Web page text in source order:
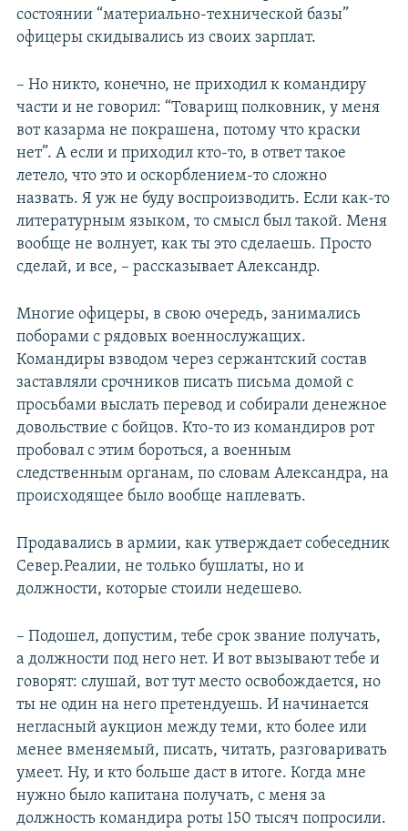
состоянии “материально-технической базы”
офицеры скидывались из своих зарплат.
– Но никто, конечно, не приходил к командиру
части и не говорил: “Товарищ полковник, у меня
вот казарма не покрашена, потому что краски
нет”. А если и приходил кто-то, в ответ такое
летело, что это и оскорблением-то сложно
назвать. Я уж не буду воспроизводить. Если как-то
литературным языком, то смысл был такой. Меня
вообще не волнует, как ты это сделаешь. Просто
сделай, и все, – рассказывает Александр.
Многие офицеры, в свою очередь, занимались
поборами с рядовых военнослужащих.
Командиры взводом через сержантский состав
заставляли срочников писать письма домой с
просьбами выслать перевод и собирали денежное
довольствие с бойцов. Кто-то из командиров рот
пробовал с этим бороться, а военным
следственным органам, по словам Александра, на
происходящее было вообще наплевать.
Продавались в армии, как утверждает собеседник
Север.Реалии, не только бушлаты, но и
должности, которые стоили недешево.
– Подошел, допустим, тебе срок звание получать,
а должности под него нет. И вот вызывают тебе и
говорят: слушай, вот тут место освобождается, но
ты не один на него претендуешь. И начинается
негласный аукцион между теми, кто более или
менее вменяемый, писать, читать, разговаривать
умеет. Ну, и кто больше даст в итоге. Когда мне
нужно было капитана получать, с меня за
должность командира роты 150 тысяч попросили.